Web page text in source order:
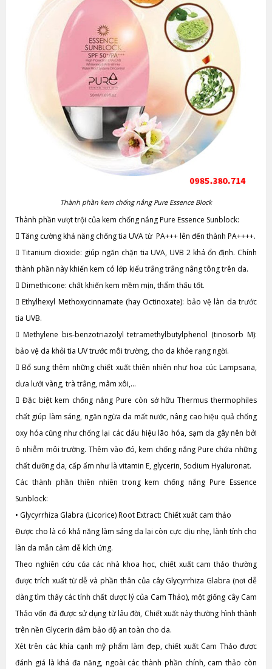
Thành phần kem chống nắng Pure Essence Block
Thành phần vượt trội của kem chống nắng Pure Essence Sunblock:
 Tăng cường khả năng chống tia UVA từ PA+++ lên đến thành PA++++.
 Titanium dioxide: giúp ngăn chặn tia UVA, UVB 2 khá ổn định. Chính
thành phần này khiến kem có lớp kiểu trắng trắng nâng tông trên da.
 Dimethicone: chất khiến kem mềm mịn, thẩm thấu tốt.
 Ethylhexyl Methoxycinnamate (hay Octinoxate): bảo vệ làn da trước
tia UVB.
 Methylene bis-benzotriazolyl tetramethylbutylphenol (tinosorb M):
bảo vệ da khỏi tia UV trước môi trường, cho da khỏe rạng ngời.
 Bổ sung thêm những chiết xuất thiên nhiên như hoa cúc Lampsana,
dưa lưới vàng, trà trắng, mâm xôi,…
 Đặc biệt kem chống nắng Pure còn sở hữu Thermus thermophiles
chất giúp làm sáng, ngăn ngừa da mất nước, nâng cao hiệu quả chống
oxy hóa cũng như chống lại các dấu hiệu lão hóa, sạm da gây nên bởi
ô nhiễm môi trường. Thêm vào đó, kem chống nắng Pure chứa những
chất dưỡng da, cấp ẩm như là vitamin E, glycerin, Sodium Hyaluronat.
Các thành phần thiên nhiên trong kem chống nắng Pure Essence
Sunblock:
• Glycyrrhiza Glabra (Licorice) Root Extract: Chiết xuất cam thảo
Được cho là có khả năng làm sáng da lại còn cực dịu nhẹ, lành tính cho
làn da mẫn cảm dễ kích ứng.
Theo nghiên cứu của các nhà khoa học, chiết xuất cam thảo thường
được trích xuất từ dễ và phần thân của cây Glycyrrhiza Glabra (nơi dễ
dàng tìm thấy các tính chất dược lý của Cam Thảo), một giống cây Cam
Thảo vốn đã được sử dụng từ lâu đời, Chiết xuất này thường hình thành
trên nền Glycerin đảm bảo độ an toàn cho da.
Xét trên các khía cạnh mỹ phẩm làm đẹp, chiết xuất Cam Thảo được
đánh giá là khá đa năng, ngoài các thành phần chính, cam thảo còn